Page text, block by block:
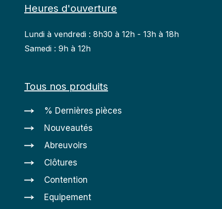
Heures d'ouverture
Lundi à vendredi : 8h30 à 12h - 13h à 18h
Samedi : 9h à 12h
Tous nos produits
% Dernières pièces
Nouveautés
Abreuvoirs
Clôtures
Contention
Equipement